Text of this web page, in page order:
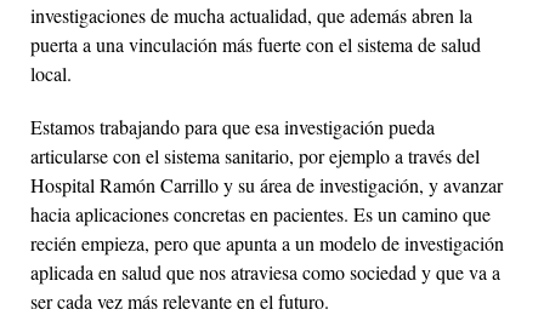
investigaciones de mucha actualidad, que además abren la
puerta a una vinculación más fuerte con el sistema de salud
local.
Estamos trabajando para que esa investigación pueda
articularse con el sistema sanitario, por ejemplo a través del
Hospital Ramón Carrillo y su área de investigación, y avanzar
hacia aplicaciones concretas en pacientes. Es un camino que
recién empieza, pero que apunta a un modelo de investigación
aplicada en salud que nos atraviesa como sociedad y que va a
ser cada vez más relevante en el futuro.